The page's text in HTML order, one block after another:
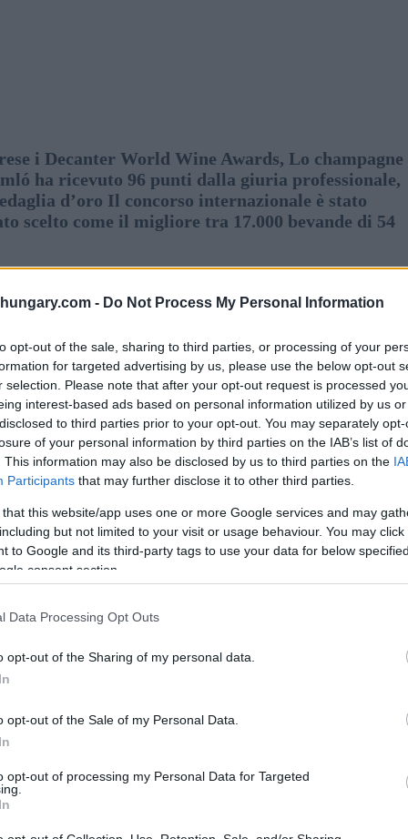
- Do Not Process My Personal Information
opt-out of the sale, sharing to third parties, or processing of your
for targeted advertising by us, please use the below opt-out
selection. Please note that after your opt-out request is processed
interest-based ads based on personal information utilized by us
to third parties prior to your opt-out. You may separately
of your personal information by third parties on the IAB’s list of
This information may also be disclosed by us to third parties on the
Participants that may further disclose it to other third parties.
that this website/app uses one or more Google services and may
but not limited to your visit or usage behaviour. You may
to Google and its third-party tags to use your data for below
consent section.
Data Processing Opt Outs
opt-out of the Sharing of my personal data.
opt-out of the Sale of my Personal Data.
opt-out of processing my Personal Data for Targeted
i Decanter World Wine Awards, Lo champagne
ha ricevuto 96 punti dalla giuria professionale,
d’oro Il concorso internazionale è stato
scelto come il migliore tra 17.000 bevande di 54
più significativo, nel quadro del quale sono
Gli esperti di Decanter World hanno rappresentato
a Londra 280 specialisti provenienti da 30 paesi
il fatto che 2019 16th
l’anniversario dei
assegnate ai partecipanti. Il continuo
di regioni meno conosciute come Cina e
sette medaglie d’oro.Oltre a Tokaj clamoroso
stato scelto tra i migliori.
a seguito dei quali una medaglia d’oro ha
della specialità ungherese
per modellarne il design e renderlo più
di rifermentazione in bottiglia per un periodo di 18
gustare l’eleganza e l’aroma rinfrescante
come l’eleganza del Brut Classic, è stata
tratti di invecchiamento e agli aromi intensivi di
anche due medaglie d’argento: “reg T“kék
medaglia di bronzo è stata conquistata anche dallo